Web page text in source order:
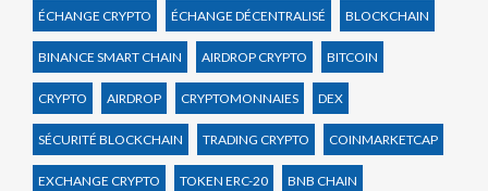
ÉCHANGE CRYPTO ÉCHANGE DÉCENTRALISÉ BLOCKCHAIN
BINANCE SMART CHAIN AIRDROP CRYPTO BITCOIN
CRYPTO AIRDROP CRYPTOMONNAIES DEX
SÉCURITÉ BLOCKCHAIN TRADING CRYPTO COINMARKETCAP
EXCHANGE CRYPTO TOKEN ERC-20 BNB CHAIN